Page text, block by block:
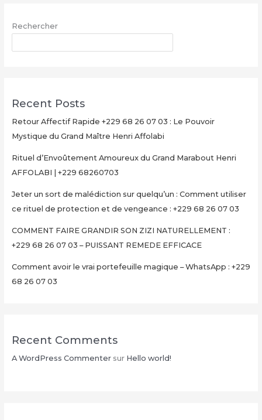
:
68
Rechercher
Recent Posts
Retour Affectif Rapide +229 68 26 07 03 : Le Pouvoir
Mystique du Grand Maître Henri Affolabi
Rituel d’Envoûtement Amoureux du Grand Marabout Henri
AFFOLABI | +229 68260703
Jeter un sort de malédiction sur quelqu’un : Comment utiliser
ce rituel de protection et de vengeance : +229 68 26 07 03
COMMENT FAIRE GRANDIR SON ZIZI NATURELLEMENT :
+229 68 26 07 03 – PUISSANT REMEDE EFFICACE
Comment avoir le vrai portefeuille magique – WhatsApp : +229
68 26 07 03
Recent Comments
A WordPress Commentersur Hello world!